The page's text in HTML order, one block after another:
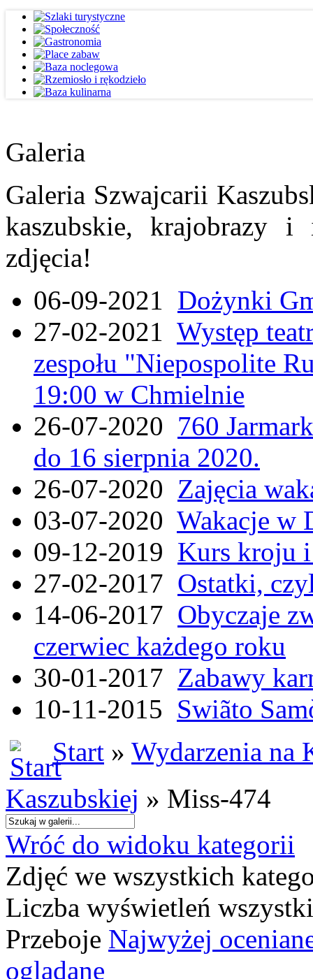
Galeria
Galeria Szwajcarii
kaszubskie, krajobrazy
zdjęcia!
06-09-2021 Dożynki
27-02-2021 Występ
zespołu "Niepospolite
19:00 w Chmielnie
26-07-2020 760
do 16 sierpnia 2020.
26-07-2020 Zajęcia
03-07-2020 Wakacje w
09-12-2019 Kurs kroju i
27-02-2017 Ostatki,
14-06-2017 Obyczaje
czerwiec każdego roku
30-01-2017 Zabawy
10-11-2015 Swiãto
Start » Wydarzenia na
Kaszubskiej » Miss-474
Wróć do widoku kategorii
Zdjęć we wszystkich
Liczba wyświetleń
Przeboje Najwyżej
oglądane